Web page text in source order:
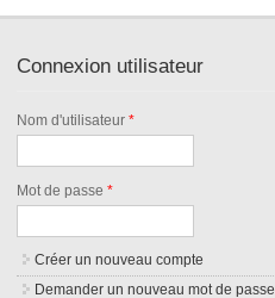
Connexion utilisateur
Nom d'utilisateur*
Mot de passe*
Créer un nouveau compte
Demander un nouveau mot de passe